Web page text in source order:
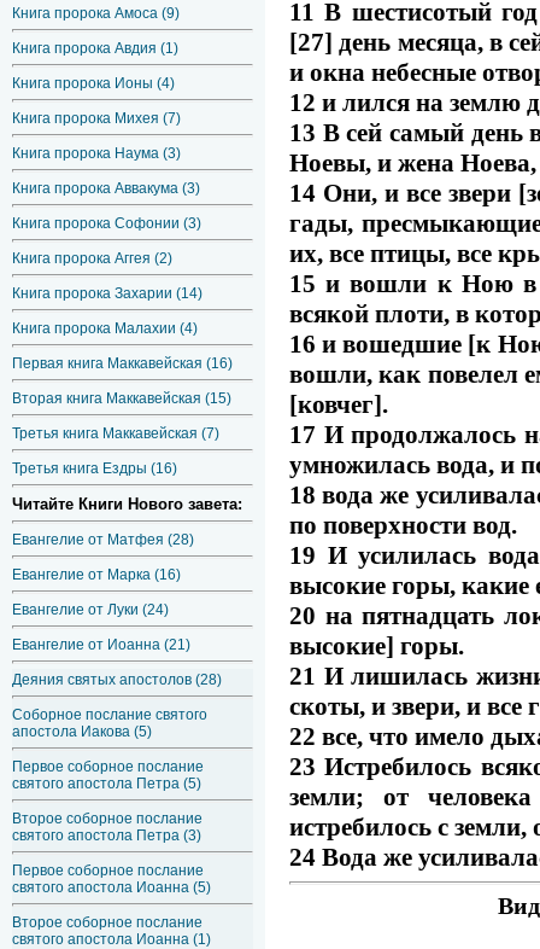
Книга пророка Амоса (9)
Книга пророка Авдия (1)
Книга пророка Ионы (4)
Книга пророка Михея (7)
Книга пророка Наума (3)
Книга пророка Аввакума (3)
Книга пророка Софонии (3)
Книга пророка Аггея (2)
Книга пророка Захарии (14)
Книга пророка Малахии (4)
Первая книга Маккавейская (16)
Вторая книга Маккавейская (15)
Третья книга Маккавейская (7)
Третья книга Ездры (16)
Читайте Книги Нового завета:
Евангелие от Матфея (28)
Евангелие от Марка (16)
Евангелие от Луки (24)
Евангелие от Иоанна (21)
Деяния святых апостолов (28)
Соборное послание святого
апостола Иакова (5)
Первое соборное послание
святого апостола Петра (5)
Второе соборное послание
святого апостола Петра (3)
Первое соборное послание
святого апостола Иоанна (5)
Второе соборное послание
святого апостола Иоанна (1)
11 В шестисотый
[27] день месяца, в
и окна небесные
12 и лился на землю
13 В сей самый день
Ноевы, и жена
14 Они, и все звери
гады,
их, все птицы, все
15 и вошли к Ною в
всякой плоти, в
16 и вошедшие [к
вошли, как повелел
[ковчег].
17 И продолжалось
умножилась вода, и
18 вода же
по поверхности вод.
19 И усилилась
высокие горы, какие
20 на пятнадцать
высокие] горы.
21 И лишилась
скоты, и звери, и
22 все, что имело
23 Истребилось
земли; от
истребилось с
24 Вода же